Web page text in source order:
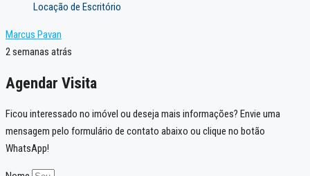
Locação de Escritório
Marcus Pavan
2 semanas atrás
Agendar Visita
Ficou interessado no imóvel ou deseja mais informações? Envie uma
mensagem pelo formulário de contato abaixo ou clique no botão
WhatsApp!